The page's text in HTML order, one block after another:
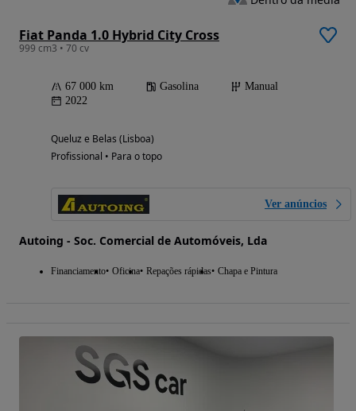
Fiat Panda 1.0 Hybrid City Cross
999 cm3 • 70 cv
67 000 km Gasolina
Manual
2022
Queluz e Belas (Lisboa)
Profissional • Para o topo
Ver anúncios
Autoing - Soc. Comercial de Automóveis, Lda
Financiamento Oficina Repações rápidas Chapa e Pintura